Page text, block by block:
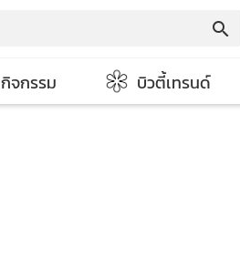
search
กิจกรรม บิวตี้เทรนด์